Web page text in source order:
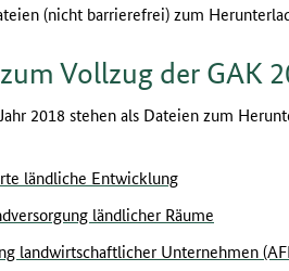
(nicht barrierefrei) zum
Vollzug der GAK
2018 stehen als Dateien zum
ländliche Entwicklung
ländlicher Räume
landwirtschaftlicher Unternehmen